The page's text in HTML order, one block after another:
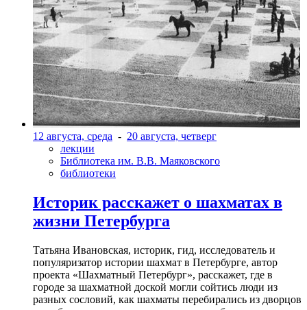
12 августа, среда - 20 августа, четверг
лекции
Библиотека им. В.В. Маяковского
библиотеки
Историк расскажет о шахматах в
жизни Петербурга
Татьяна Ивановская, историк, гид, исследователь и
популяризатор истории шахмат в Петербурге, автор
проекта «Шахматный Петербург», расскажет, где в
городе за шахматной доской могли сойтись люди из
разных сословий, как шахматы перебирались из дворцов